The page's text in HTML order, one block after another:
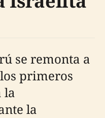
se remonta a
primeros
la
la